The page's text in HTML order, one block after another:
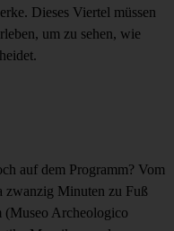
Dieses Viertel müssen
um zu sehen, wie
auf dem Programm? Vom
zwanzig Minuten zu Fuß
(Museo Archeologico